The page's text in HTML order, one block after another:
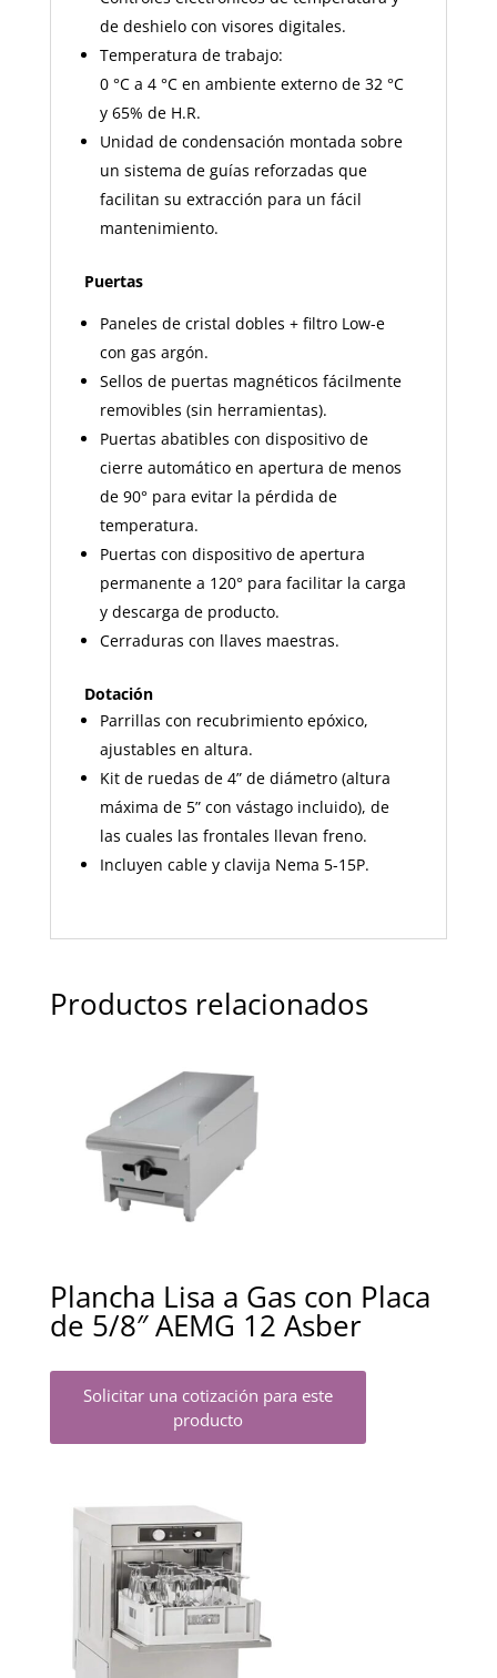
de deshielo con visores digitales.
Temperatura de trabajo:
0 °C a 4 °C en ambiente externo de 32 °C
y 65% de H.R.
Unidad de condensación montada sobre
un sistema de guías reforzadas que
facilitan su extracción para un fácil
mantenimiento.
Puertas
Paneles de cristal dobles + filtro Low-e
con gas argón.
Sellos de puertas magnéticos fácilmente
removibles (sin herramientas).
Puertas abatibles con dispositivo de
cierre automático en apertura de menos
de 90° para evitar la pérdida de
temperatura.
Puertas con dispositivo de apertura
permanente a 120° para facilitar la carga
y descarga de producto.
Cerraduras con llaves maestras.
Dotación
Parrillas con recubrimiento epóxico,
ajustables en altura.
Kit de ruedas de 4” de diámetro (altura
máxima de 5” con vástago incluido), de
las cuales las frontales llevan freno.
Incluyen cable y clavija Nema 5-15P.
Productos relacionados
Plancha Lisa a Gas con Placa
de 5/8″ AEMG 12 Asber
Solicitar una cotización para este
producto